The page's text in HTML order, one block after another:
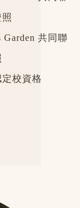
共同聯
校資格